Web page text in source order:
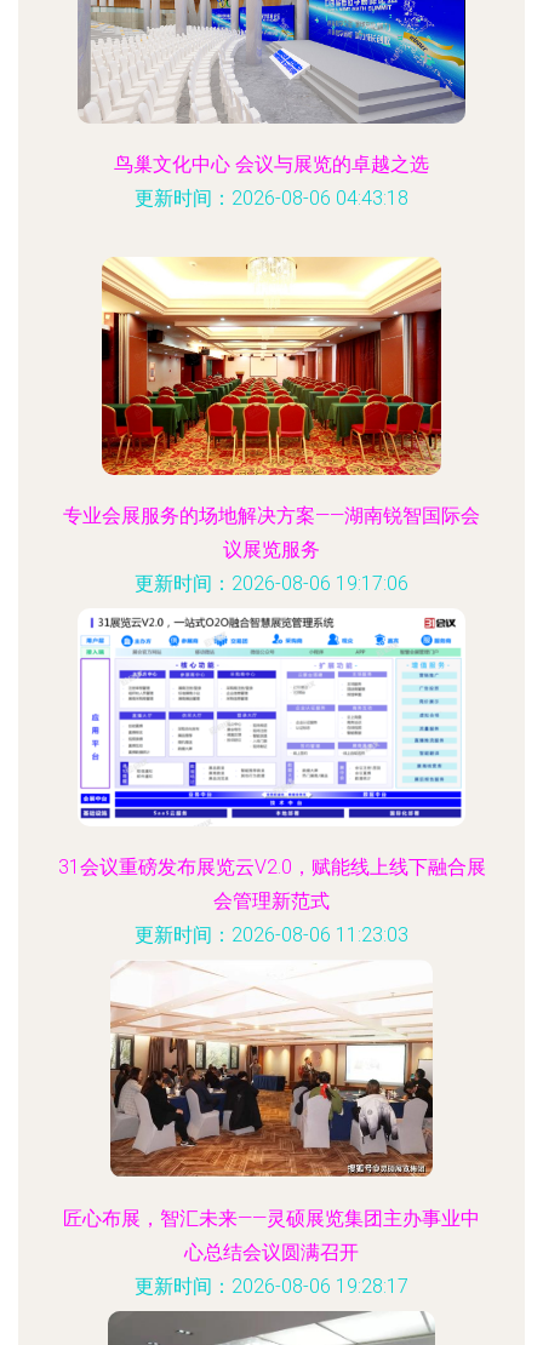
鸟巢文化中心 会议与展览的卓越之选
更新时间：2026-08-06 04:43:18
专业会展服务的场地解决方案——湖南锐智国际会
议展览服务
更新时间：2026-08-06 19:17:06
31会议重磅发布展览云V2.0，赋能线上线下融合展
会管理新范式
更新时间：2026-08-06 11:23:03
匠心布展，智汇未来——灵硕展览集团主办事业中
心总结会议圆满召开
更新时间：2026-08-06 19:28:17